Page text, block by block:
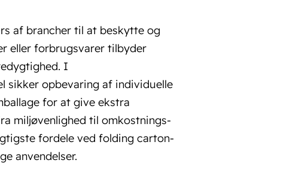
af brancher til at beskytte og
eller forbrugsvarer tilbyder
I
sikker opbevaring af individuelle
for at give ekstra
miljøvenlighed til omkostnings­
fordele ved folding carton-
anvendelser.